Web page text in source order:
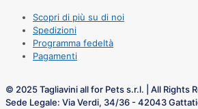
Scopri di più su di noi
Spedizioni
Programma fedeltà
Pagamenti
© 2025 Tagliavini all for Pets s.r.l. | All Rights
Sede Legale: Via Verdi, 34/36 - 42043